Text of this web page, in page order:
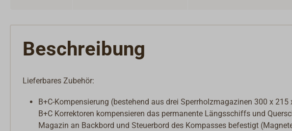
Beschreibung
Lieferbares Zubehör:
B+C-Kompensierung (bestehend aus drei Sperrholzmagazinen 300 x
B+C Korrektoren kompensieren das permanente Längsschiffs und
Magazin an Backbord und Steuerbord des Kompasses befestigt